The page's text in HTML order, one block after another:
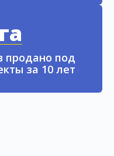
продано под
за 10 лет